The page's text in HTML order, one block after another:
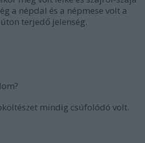
a népdal és a népmese volt a
terjedő jelenség.
mindig csúfolódó volt.